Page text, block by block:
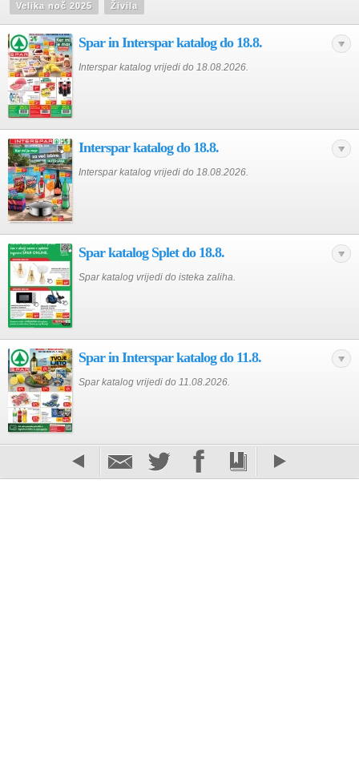
Velika noč 2025 Živila
Spar in Interspar katalog do 18.8.
Interspar katalog vrijedi do 18.08.2026.
Interspar katalog do 18.8.
Interspar katalog vrijedi do 18.08.2026.
Spar katalog Splet do 18.8.
Spar katalog vrijedi do isteka zaliha.
Spar in Interspar katalog do 11.8.
Spar katalog vrijedi do 11.08.2026.